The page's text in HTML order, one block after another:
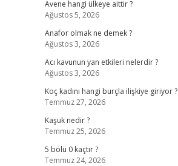
Avene hangi ülkeye aittir ?
Ağustos 5, 2026
Anafor olmak ne demek ?
Ağustos 3, 2026
Acı kavunun yan etkileri nelerdir ?
Ağustos 3, 2026
Koç kadını hangi burçla ilişkiye giriyor ?
Temmuz 27, 2026
Kaşuk nedir ?
Temmuz 25, 2026
5 bölü 0 kaçtır ?
Temmuz 24, 2026